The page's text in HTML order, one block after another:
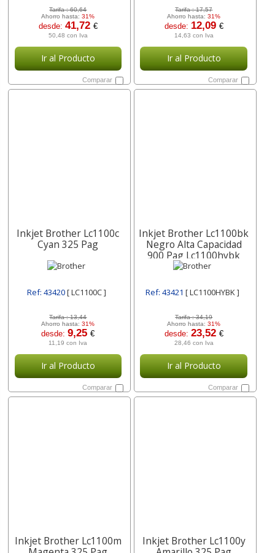
Tarifa :60,64
Ahorro hasta:31%
desde: 41,72 €
50,48 con Iva
Ir al Producto
Comparar
Tarifa :17,57
Ahorro hasta:31%
desde: 12,09 €
14,63 con Iva
Ir al Producto
Comparar
Inkjet Brother Lc1100c
Cyan 325 Pag
Ref: 43420[ LC1100C ]
Tarifa :13,44
Ahorro hasta:31%
desde:9,25€
11,19 con Iva
Ir al Producto
Comparar
Inkjet Brother Lc1100bk
Negro Alta Capacidad
900 Pag Lc1100hybk
Ref: 43421 [ LC1100HYBK ]
Tarifa :34,19
Ahorro hasta:31%
desde: 23,52 €
28,46 con Iva
Ir al Producto
Comparar
Inkjet Brother Lc1100m
Inkjet Brother Lc1100y